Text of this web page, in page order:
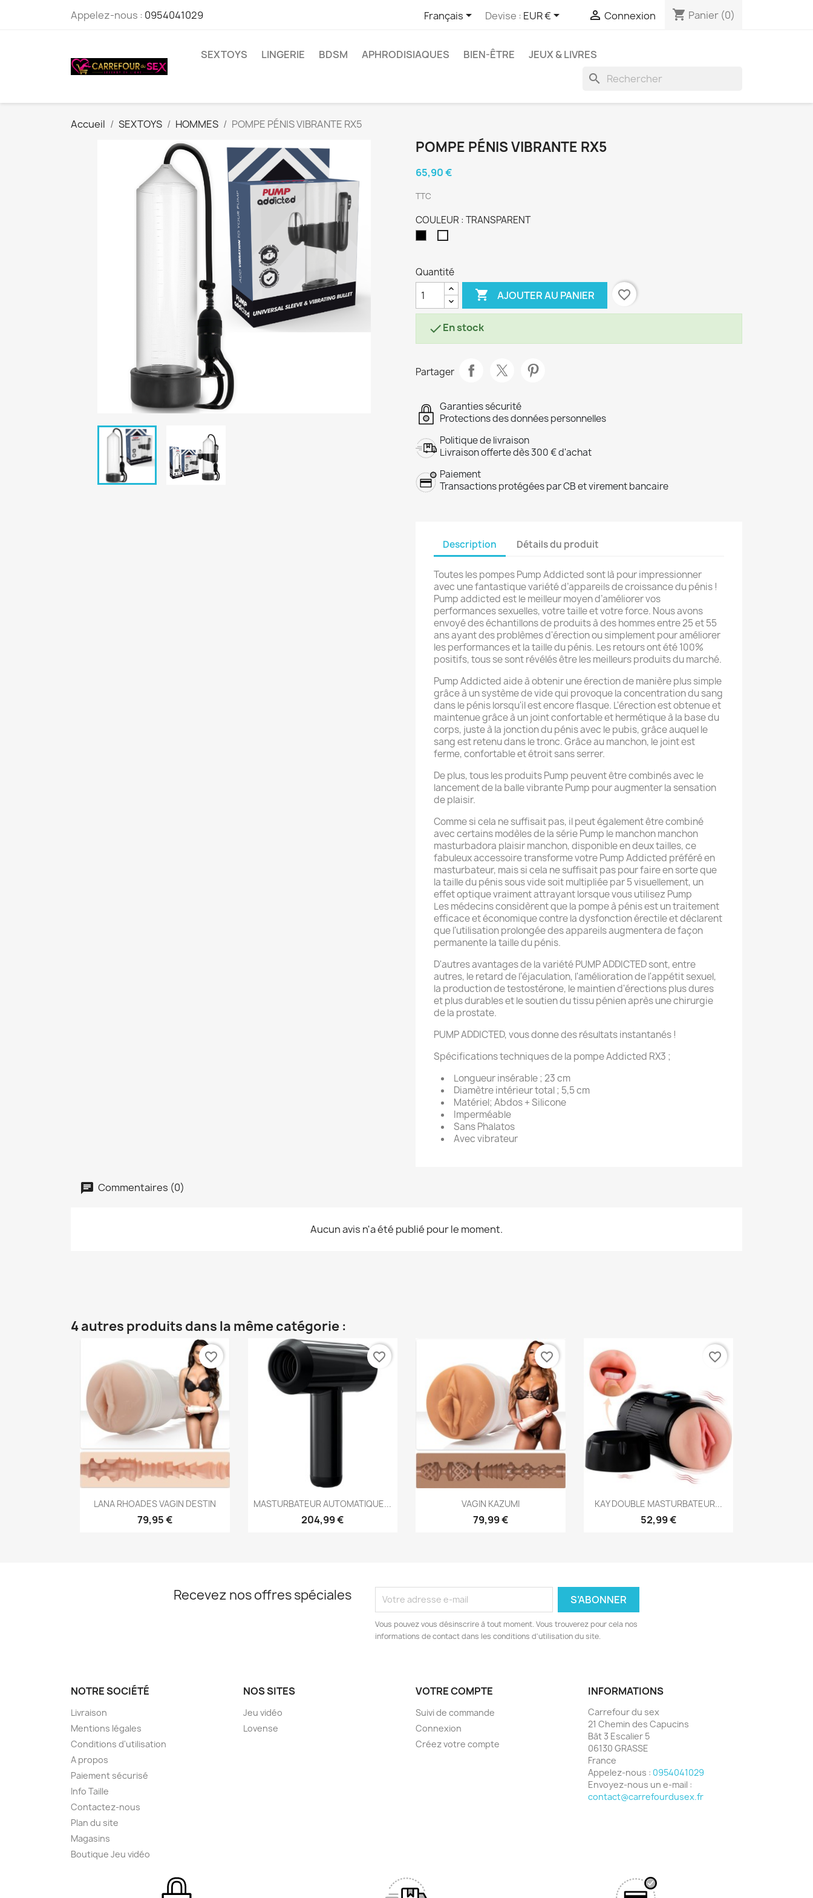
Appelez-nous : 0954041029 Français Devise : EUR €  Connexion shopping_cart Panier (0)
SEXTOYS LINGERIE BDSM APHRODISIAQUES BIEN-ÊTRE JEUX & LIVRES
search
Accueil SEXTOYS HOMMES POMPE PÉNIS VIBRANTE RX5
POMPE PÉNIS VIBRANTE RX5
65,90 €
TTC
COULEUR : TRANSPARENT
Quantité
 AJOUTER AU PANIER favorite_border
En stock
Partager
Garanties sécurité
Protections des données personnelles
Politique de livraison
Livraison offerte dès 300 € d'achat
Paiement
Transactions protégées par CB et virement bancaire
Description Détails du produit
Toutes les pompes Pump Addicted sont là pour impressionner
avec une fantastique variété d’appareils de croissance du pénis !
Pump addicted est le meilleur moyen d’améliorer vos
performances sexuelles, votre taille et votre force. Nous avons
envoyé des échantillons de produits à des hommes entre 25 et 55
ans ayant des problèmes d'érection ou simplement pour améliorer
les performances et la taille du pénis. Les retours ont été 100%
positifs, tous se sont révélés être les meilleurs produits du marché.
Pump Addicted aide à obtenir une érection de manière plus simple
grâce à un système de vide qui provoque la concentration du sang
dans le pénis lorsqu'il est encore flasque. L'érection est obtenue et
maintenue grâce à un joint confortable et hermétique à la base du
corps, juste à la jonction du pénis avec le pubis, grâce auquel le
sang est retenu dans le tronc. Grâce au manchon, le joint est
ferme, confortable et étroit sans serrer.
De plus, tous les produits Pump peuvent être combinés avec le
lancement de la balle vibrante Pump pour augmenter la sensation
de plaisir.
Comme si cela ne suffisait pas, il peut également être combiné
avec certains modèles de la série Pump le manchon manchon
masturbadora plaisir manchon, disponible en deux tailles, ce
fabuleux accessoire transforme votre Pump Addicted préféré en
masturbateur, mais si cela ne suffisait pas pour faire en sorte que
la taille du pénis sous vide soit multipliée par 5 visuellement, un
effet optique vraiment attrayant lorsque vous utilisez Pump
Les médecins considèrent que la pompe à pénis est un traitement
efficace et économique contre la dysfonction érectile et déclarent
que l'utilisation prolongée des appareils augmentera de façon
permanente la taille du pénis.
D'autres avantages de la variété PUMP ADDICTED sont, entre
autres, le retard de l'éjaculation, l'amélioration de l'appétit sexuel,
la production de testostérone, le maintien d'érections plus dures
et plus durables et le soutien du tissu pénien après une chirurgie
de la prostate.
PUMP ADDICTED, vous donne des résultats instantanés !
Spécifications techniques de la pompe Addicted RX3 ;
Longueur insérable ; 23 cm
Diamètre intérieur total ; 5,5 cm
Matériel; Abdos + Silicone
Imperméable
Sans Phalatos
Avec vibrateur
Commentaires (0)
Aucun avis n'a été publié pour le moment.
4 autres produits dans la même catégorie :
Aperçu rapide
LANA RHOADES VAGIN DESTIN
79,95 €
favorite_border
Aperçu rapide
MASTURBATEUR AUTOMATIQUE...
204,99 €
favorite_border
Aperçu rapide
VAGIN KAZUMI
79,99 €
favorite_border
Aperçu rapide
KAY DOUBLE MASTURBATEUR...
52,99 €
favorite_border
Recevez nos offres spéciales
Vous pouvez vous désinscrire à tout moment. Vous trouverez pour cela nos
informations de contact dans les conditions d'utilisation du site.
NOTRE SOCIÉTÉ
Livraison
Mentions légales
Conditions d'utilisation
A propos
Paiement sécurisé
Info Taille
Contactez-nous
Plan du site
Magasins
Boutique Jeu vidéo
NOS SITES
Jeu vidéo
Lovense
VOTRE COMPTE
Suivi de commande
Connexion
Créez votre compte
INFORMATIONS
Carrefour du sex
21 Chemin des Capucins
Bât 3 Escalier 5
06130 GRASSE
France
Appelez-nous : 0954041029
Envoyez-nous un e-mail :
contact@carrefourdusex.fr